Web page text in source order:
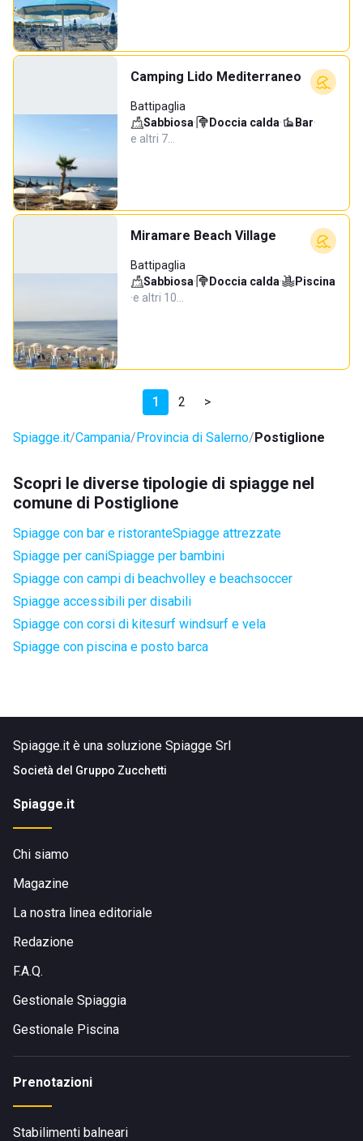
Camping Lido Mediterraneo
Battipaglia
Sabbiosa· Doccia calda· Bar·
e altri 7…
Miramare Beach Village
Battipaglia
Sabbiosa· Doccia calda·
Piscina
·e altri 10…
1 2 >
Spiagge.it Campania Provincia di Salerno Postiglione
Scopri le diverse tipologie di spiagge nel
comune di Postiglione
Spiagge con bar e ristoranteSpiagge attrezzate
Spiagge per caniSpiagge per bambini
Spiagge con campi di beachvolley e beachsoccer
Spiagge accessibili per disabili
Spiagge con corsi di kitesurf windsurf e vela
Spiagge con piscina e posto barca
Spiagge.it è una soluzione Spiagge Srl
Società del Gruppo Zucchetti
Spiagge.it
Chi siamo
Magazine
La nostra linea editoriale
Redazione
F.A.Q.
Gestionale Spiaggia
Gestionale Piscina
Prenotazioni
Stabilimenti balneari